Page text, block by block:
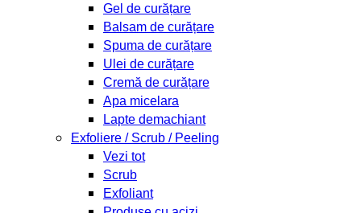
Gel de curățare
Balsam de curățare
Spuma de curățare
Ulei de curățare
Cremă de curățare
Apa micelara
Lapte demachiant
Exfoliere / Scrub / Peeling
Vezi tot
Scrub
Exfoliant